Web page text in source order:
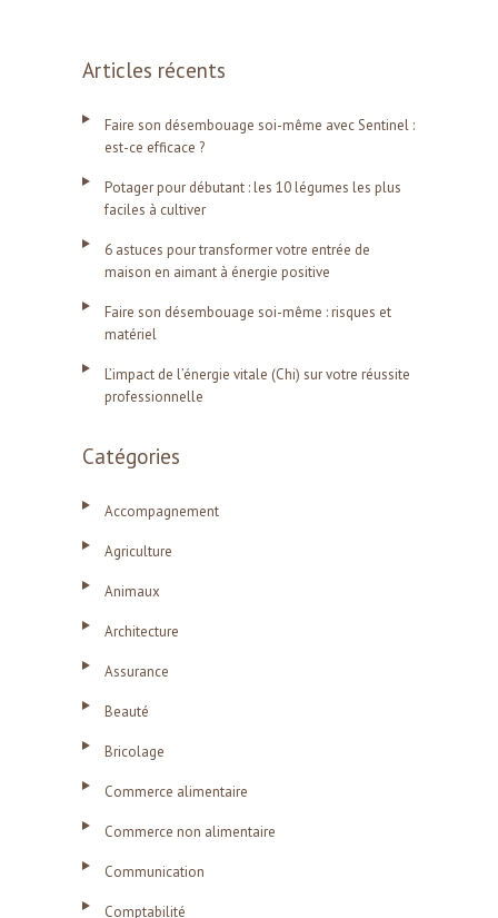
Articles récents
Faire son désembouage soi-même avec Sentinel :
est-ce efficace ?
Potager pour débutant : les 10 légumes les plus
faciles à cultiver
6 astuces pour transformer votre entrée de
maison en aimant à énergie positive
Faire son désembouage soi-même : risques et
matériel
L’impact de l’énergie vitale (Chi) sur votre réussite
professionnelle
Catégories
Accompagnement
Agriculture
Animaux
Architecture
Assurance
Beauté
Bricolage
Commerce alimentaire
Commerce non alimentaire
Communication
Comptabilité